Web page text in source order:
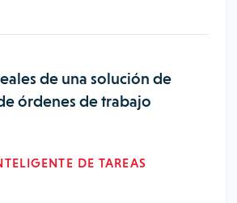
de una solución de
órdenes de trabajo
DE TAREAS